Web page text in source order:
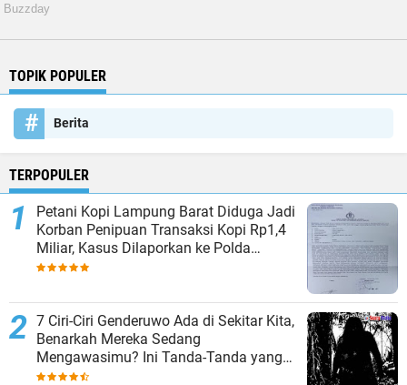
TOPIK POPULER
Berita
TERPOPULER
Petani Kopi Lampung Barat Diduga Jadi
Korban Penipuan Transaksi Kopi Rp1,4
Miliar, Kasus Dilaporkan ke Polda
Lampung
7 Ciri-Ciri Genderuwo Ada di Sekitar Kita,
Benarkah Mereka Sedang
Mengawasimu? Ini Tanda-Tanda yang
Sering Diabaikan